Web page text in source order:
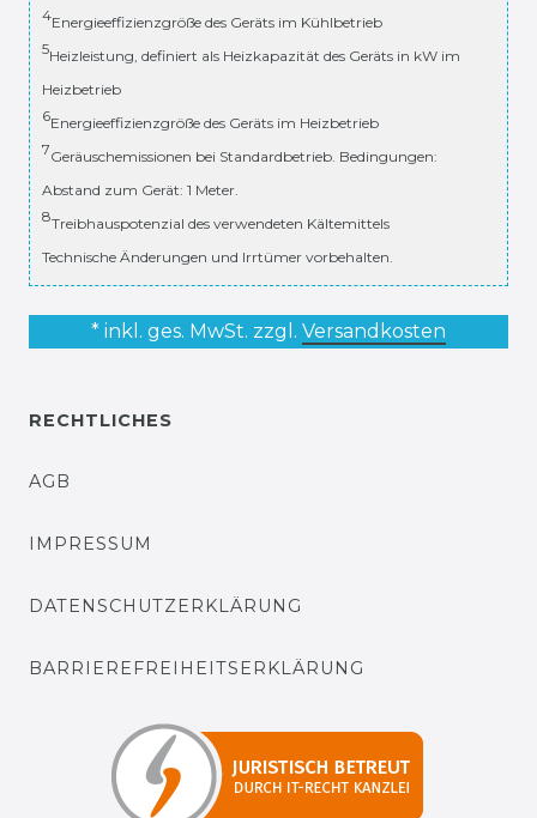
4Energieeffizienzgröße des Geräts im Kühlbetrieb
5Heizleistung, definiert als Heizkapazität des Geräts in kW im
Heizbetrieb
6Energieeffizienzgröße des Geräts im Heizbetrieb
7Geräuschemissionen bei Standardbetrieb. Bedingungen:
Abstand zum Gerät: 1 Meter.
8Treibhauspotenzial des verwendeten Kältemittels
Technische Änderungen und Irrtümer vorbehalten.
* inkl. ges. MwSt. zzgl. Versandkosten
RECHTLICHES
AGB
IMPRESSUM
DATENSCHUTZERKLÄRUNG
BARRIEREFREIHEITSERKLÄRUNG